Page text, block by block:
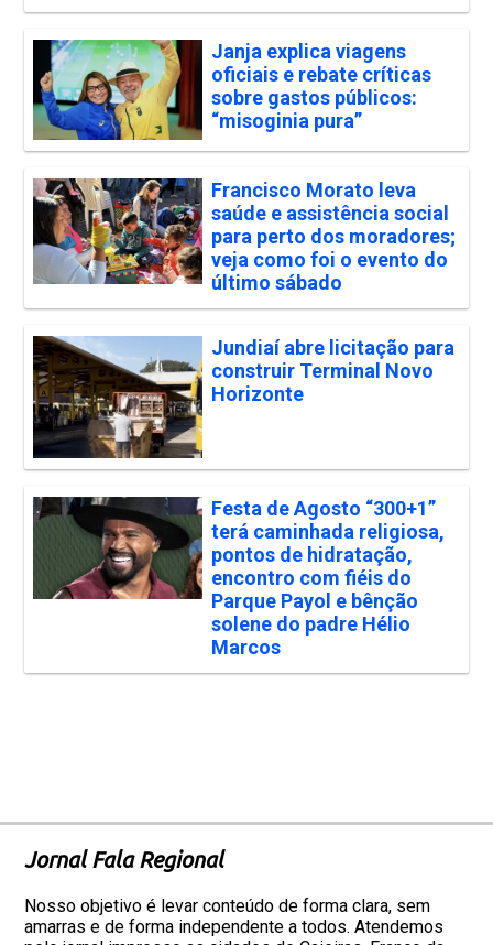
Janja explica viagens
oficiais e rebate críticas
sobre gastos públicos:
“misoginia pura”
Francisco Morato leva
saúde e assistência social
para perto dos moradores;
veja como foi o evento do
último sábado
Jundiaí abre licitação para
construir Terminal Novo
Horizonte
Festa de Agosto “300+1”
terá caminhada religiosa,
pontos de hidratação,
encontro com fiéis do
Parque Payol e bênção
solene do padre Hélio
Marcos
Jornal Fala Regional
Nosso objetivo é levar conteúdo de forma clara, sem
amarras e de forma independente a todos. Atendemos